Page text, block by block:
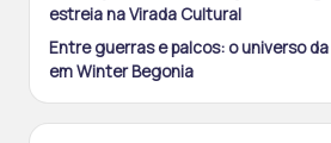
estreia na Virada Cultural
Entre guerras e palcos: o universo
em Winter Begonia